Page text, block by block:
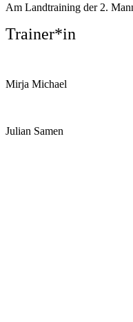
Am Landtraining der 2.
Trainer*in
Mirja Michael
Julian Samen